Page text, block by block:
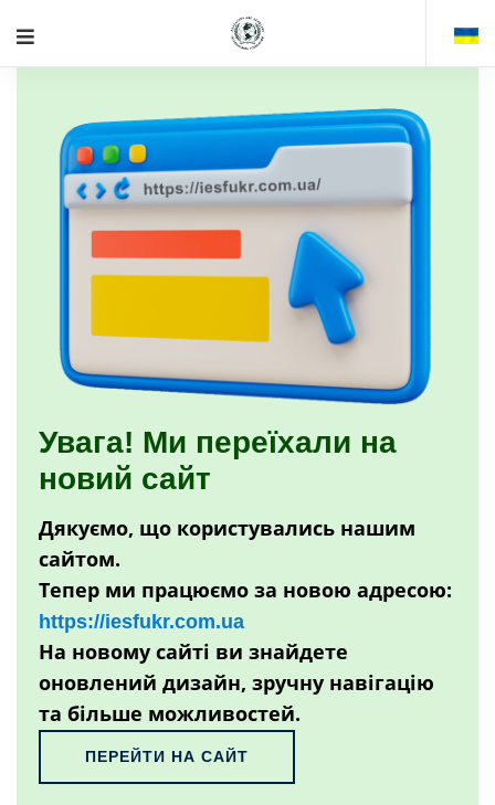
Увага! Ми переїхали на
новий сайт
Дякуємо, що користувались нашим
сайтом.
Тепер ми працюємо за новою адресою:
https://iesfukr.com.ua
На новому сайті ви знайдете
оновлений дизайн, зручну навігацію
та більше можливостей.
ПЕРЕЙТИ НА САЙТ